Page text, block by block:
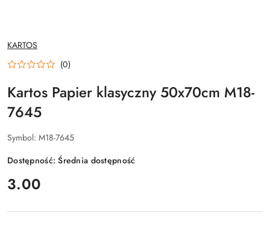
NAZWA
PRODUCENTA:
KARTOS
(0)
Kartos Papier klasyczny 50x70cm M18-
7645
Symbol: M18-7645
Dostępność:Średnia dostępność
cena:
3.00